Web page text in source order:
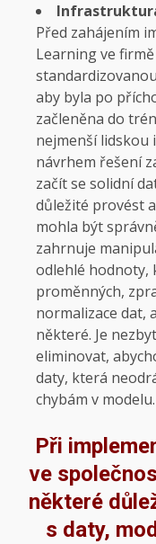
Před zahájením
Learning ve
aby byla po
začleněna do
nejmenší lidskou
návrhem řešení
začít se solidní
důležité provést
mohla být
zahrnuje
odlehlé hodnoty,
proměnných,
normalizace dat,
některé. Je
eliminovat,
daty, která
chybám v modelu.
Při
ve
některé
s daty,